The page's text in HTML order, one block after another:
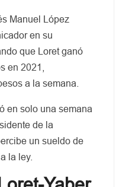
Manuel López
en su
que Loret ganó
en 2021,
a la semana.
en solo una semana
de la
un sueldo de
la ley.